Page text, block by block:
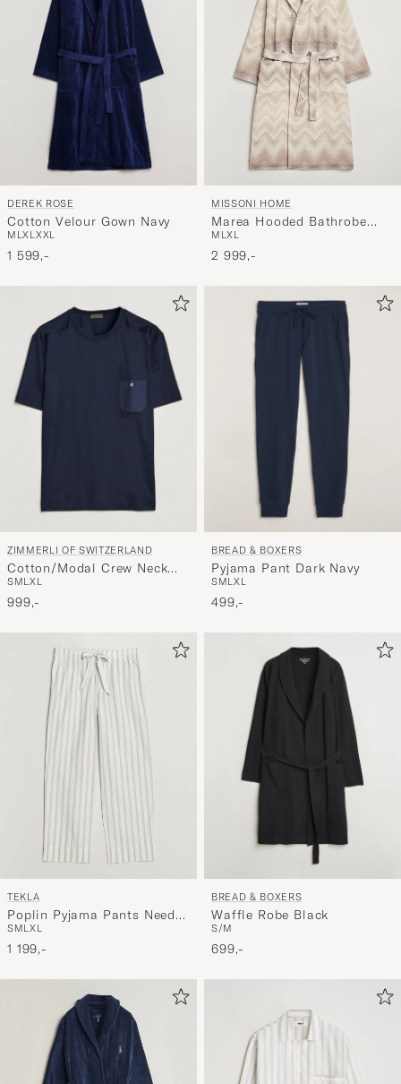
DEREK ROSE
Cotton Velour Gown Navy
M LXLXXL
1 599,-
MISSONI HOME
Marea Hooded Bathrobe
Beige
M LXL
2 999,-
ZIMMERLI OF SWITZERLAND
Cotton/Modal Crew Neck
Loungwear T-Shirt Midnight
SMLXL
999,-
BREAD & BOXERS
Pyjama Pant Dark Navy
SMLXL
499,-
TEKLA
Poplin Pyjama Pants Needle
Stripes
SMLXL
1 199,-
BREAD & BOXERS
Waffle Robe Black
S/M
699,-